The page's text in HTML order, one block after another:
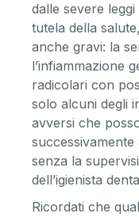
dalle severe
tutela della
anche gravi: la
l’infiammazione
radicolari con
solo alcuni degli
avversi che
senza la
dell’igienista
Ricordati che